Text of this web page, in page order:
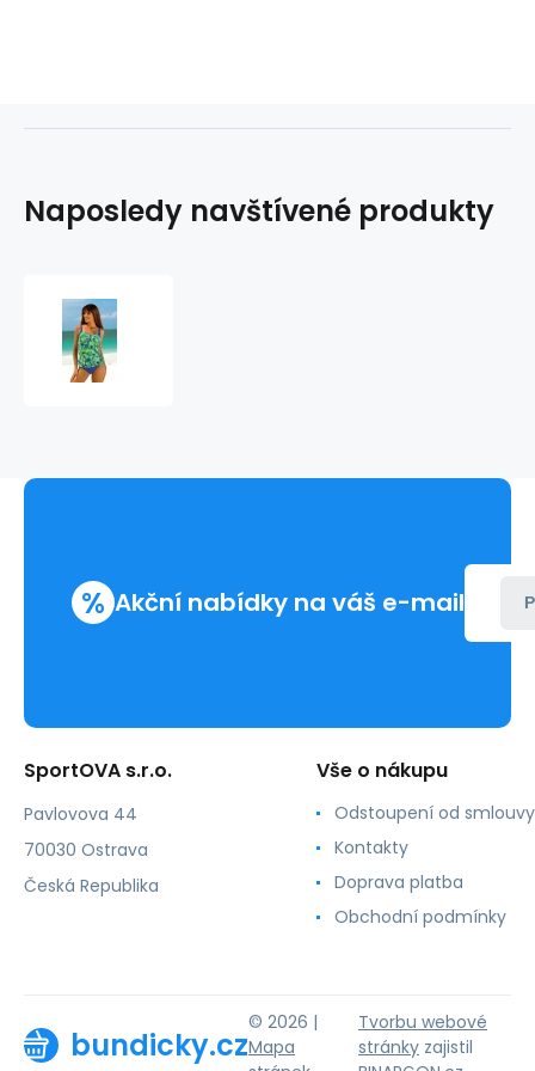
Naposledy navštívené produkty
Lorin
% Akční nabídky na váš e-mail
SportOVA s.r.o.
Pavlovova 44
70030 Ostrava
Česká Republika
Vše o nákupu
Odstoupení od smlouvy
Kontakty
Doprava platba
Obchodní podmínky
bundicky.cz
© 2026 |
Mapa
Tvorbu webové
stránky zajistil